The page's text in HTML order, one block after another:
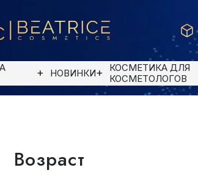
НОВИНКИ
КОСМЕТИКА ДЛЯ
КОСМЕТОЛОГОВ
Возраст